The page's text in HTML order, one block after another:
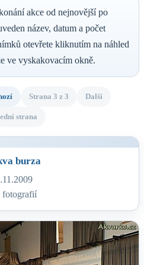
akce od nejnovější po
název, datum a počet
otevřete kliknutím na náhled
ve vyskakovacím okně.
Strana 3 z 3 Další
strana
burza
fotografií